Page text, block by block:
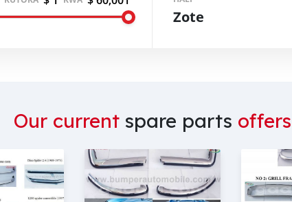
Zote
Our current spare parts offers